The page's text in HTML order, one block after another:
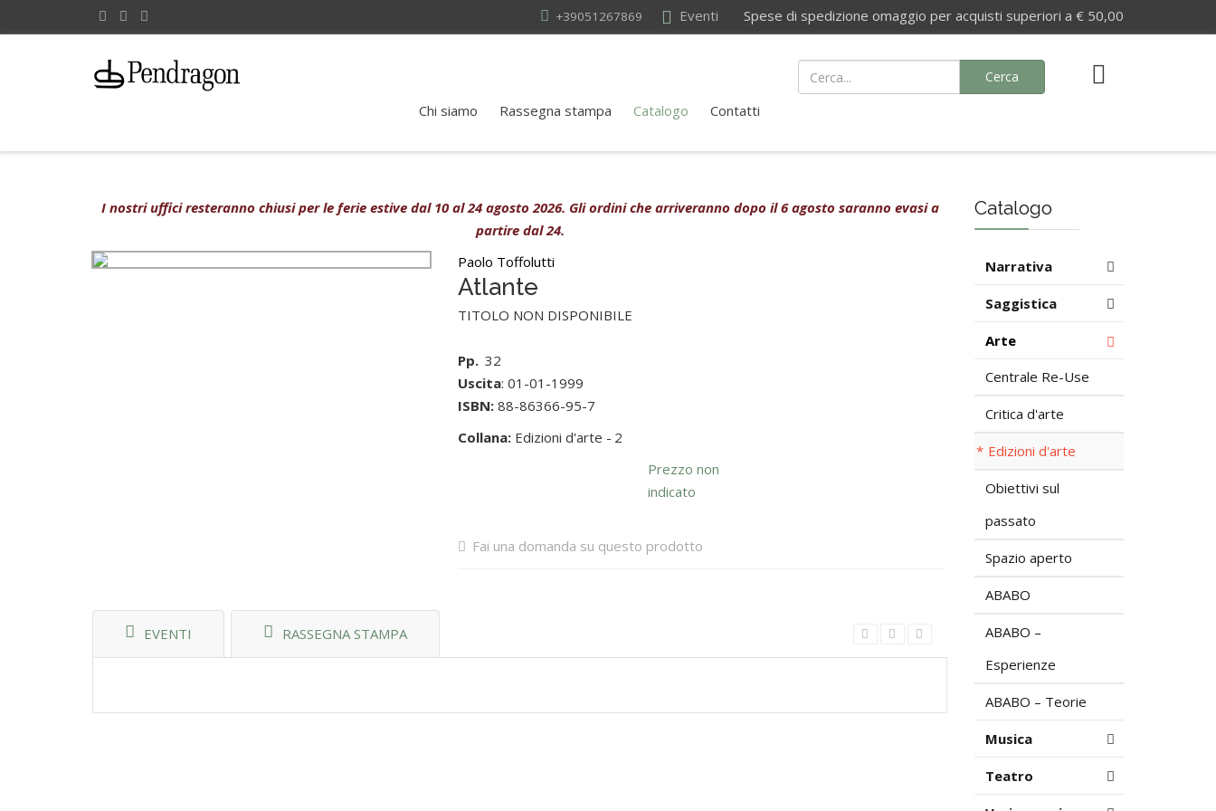
Eventi Spese di spedizione omaggio per acquisti superiori a € 50,00
+39051267869
Chi siamo Rassegna stampa Catalogo Contatti
Cerca
I nostri uffici resteranno chiusi per le ferie estive dal 10 al 24 agosto 2026. Gli ordini che arriveranno dopo il 6 agosto saranno evasi a
partire dal 24.
Paolo Toffolutti
Atlante
TITOLO NON DISPONIBILE
Pp. 32
Uscita: 01-01-1999
ISBN: 88-86366-95-7
Collana: Edizioni d'arte - 2
Prezzo non
indicato
Fai una domanda su questo prodotto
EVENTI RASSEGNA STAMPA
Catalogo
Narrativa
Saggistica
Arte
Centrale Re-Use
Critica d'arte
Edizioni d'arte
Obiettivi sul
passato
Spazio aperto
ABABO
ABABO –
Esperienze
ABABO – Teorie
Musica
Teatro